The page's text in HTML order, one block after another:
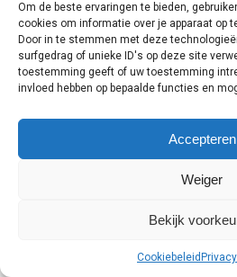
Om de beste ervaringen te bieden,
cookies om informatie over je apparaat op
Door in te stemmen met deze
surfgedrag of unieke ID's op deze site
toestemming geeft of uw toestemming
invloed hebben op bepaalde functies en
Accepteren
Weiger
Bekijk
Cookiebeleid
het kunstmatige palmeiland voor
resort is een waar paradijs; met
dolfinarium en een enorm
geïnspireerd op de verzonken
5 dagen